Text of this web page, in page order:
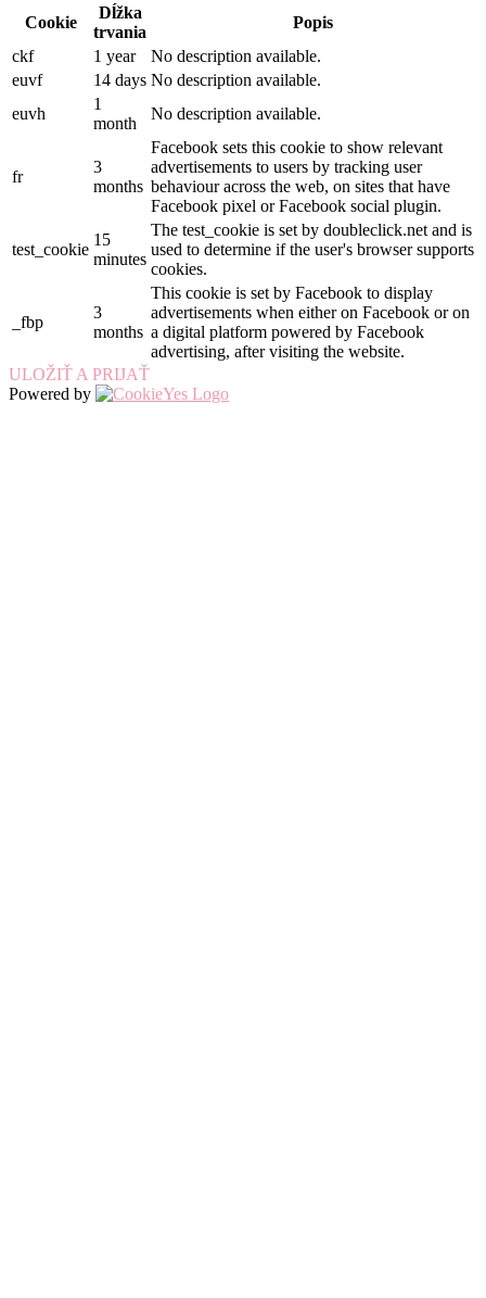
Cookie
Dĺžka
trvania
Popis
ckf
1 year
No description available.
euvf
14 days No description available.
euvh
1
month
No description available.
fr
3
months
Facebook sets this cookie to show relevant
advertisements to users by tracking user
behaviour across the web, on sites that have
Facebook pixel or Facebook social plugin.
test_cookie
15
minutes
The test_cookie is set by doubleclick.net and is
used to determine if the user's browser supports
cookies.
_fbp
3
months
This cookie is set by Facebook to display
advertisements when either on Facebook or on
a digital platform powered by Facebook
advertising, after visiting the website.
ULOŽIŤ A PRIJAŤ
Powered by